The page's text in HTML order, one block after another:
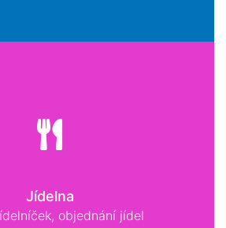
Jídelna
objednání jídel